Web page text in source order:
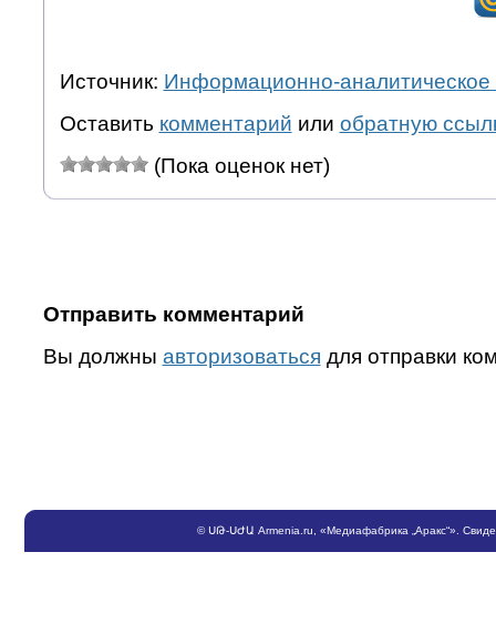
Источник: Информационно-аналитическое
Оставить комментарий или обратную
(Пока оценок нет)
Отправить комментарий
Вы должны авторизоваться для отправки
©ՍԹ-ՍԺԱ Armenia.ru , «Медиафабрика „Аракс“».